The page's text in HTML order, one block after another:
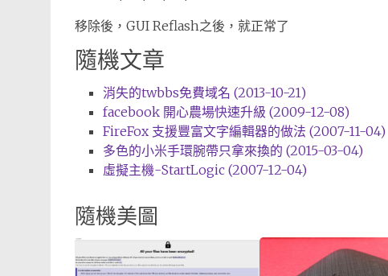
移除後，GUI Reflash之後，就正常了
隨機文章
消失的twbbs免費域名 (2013-10-21)
facebook 開心農場快速升級 (2009-12-08)
FireFox 支援豐富文字編輯器的做法 (2007-11-04)
多色的小米手環腕帶只拿來換的 (2015-03-04)
虛擬主機-StartLogic (2007-12-04)
隨機美圖